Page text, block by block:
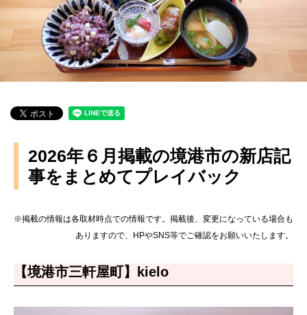
2026年６月掲載の境港市の新店記
事をまとめてプレイバック
※掲載の情報は各取材時点での情報です。掲載後、変更になっている場合も
ありますので、HPやSNS等でご確認をお願いいたします。
【境港市三軒屋町】kielo